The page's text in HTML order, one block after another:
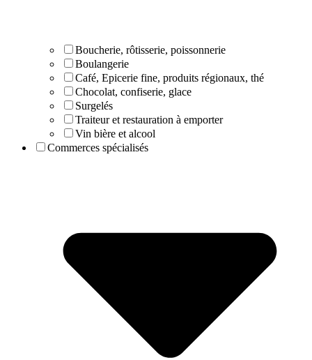
Boucherie, rôtisserie, poissonnerie
Boulangerie
Café, Epicerie fine, produits régionaux, thé
Chocolat, confiserie, glace
Surgelés
Traiteur et restauration à emporter
Vin bière et alcool
Commerces spécialisés